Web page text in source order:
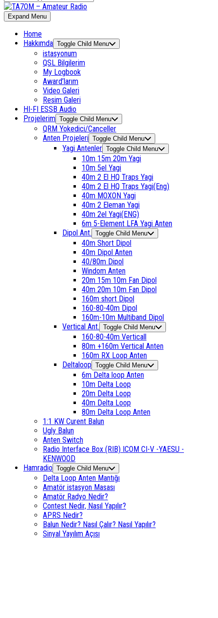
Expand Menu
Home
Hakkımda Toggle Child Menu
istasyonum
QSL Bilgilerim
My Logbook
Award’larım
Video Galeri
Resim Galeri
HI-FI ESSB Audio
Projelerim Toggle Child Menu
QRM Yokedici/Canceller
Anten Projeleri Toggle Child Menu
Yagi Antenler Toggle Child Menu
10m 15m 20m Yagi
10m 5el Yagi
40m 2 El HQ Traps Yagi
40m 2 El HQ Traps Yagi(Eng)
40m MOXON Yagi
40m 2 Eleman Yagi
40m 2el Yagi(ENG)
6m 5-Element LFA Yagi Anten
Dipol Ant. Toggle Child Menu
40m Short Dipol
40m Dipol Anten
40/80m Dipol
Windom Anten
20m 15m 10m Fan Dipol
40m 20m 10m Fan Dipol
160m short Dipol
160-80-40m Dipol
160m-10m Multiband Dipol
Vertical Ant. Toggle Child Menu
160-80-40m Verticall
80m +160m Vertical Anten
160m RX Loop Anten
Deltaloop Toggle Child Menu
6m Delta loop Anten
10m Delta Loop
20m Delta Loop
40m Delta Loop
80m Delta Loop Anten
1:1 KW Curent Balun
Ugly Balun
Anten Switch
Radio Interface Box (RIB) ICOM CI-V -YAESU -
KENWOOD
Hamradio Toggle Child Menu
Delta Loop Anten Mantığı
Amatör istasyon Masası
Amatör Radyo Nedir?
Contest Nedir, Nasıl Yapılır?
APRS Nedir?
Balun Nedir? Nasıl Çalır? Nasıl Yapılır?
Sinyal Yayılım Açısı